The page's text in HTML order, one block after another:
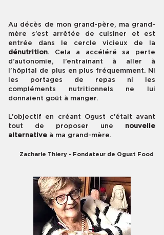
Au décès de mon grand-père, ma grand-
mère s’est arrêtée de cuisiner et est
entrée dans le cercle vicieux de la
dénutrition. Cela a accéléré sa perte
d’autonomie, l’entrainant à aller à
l'hôpital de plus en plus fréquemment. Ni
les portages de repas ni les
compléments nutritionnels ne lui
donnaient goût à manger.
L’objectif en créant Ogust c’était avant
tout de proposer une nouvelle
alternative à ma grand-mère.
Zacharie Thiery - Fondateur de Ogust Food